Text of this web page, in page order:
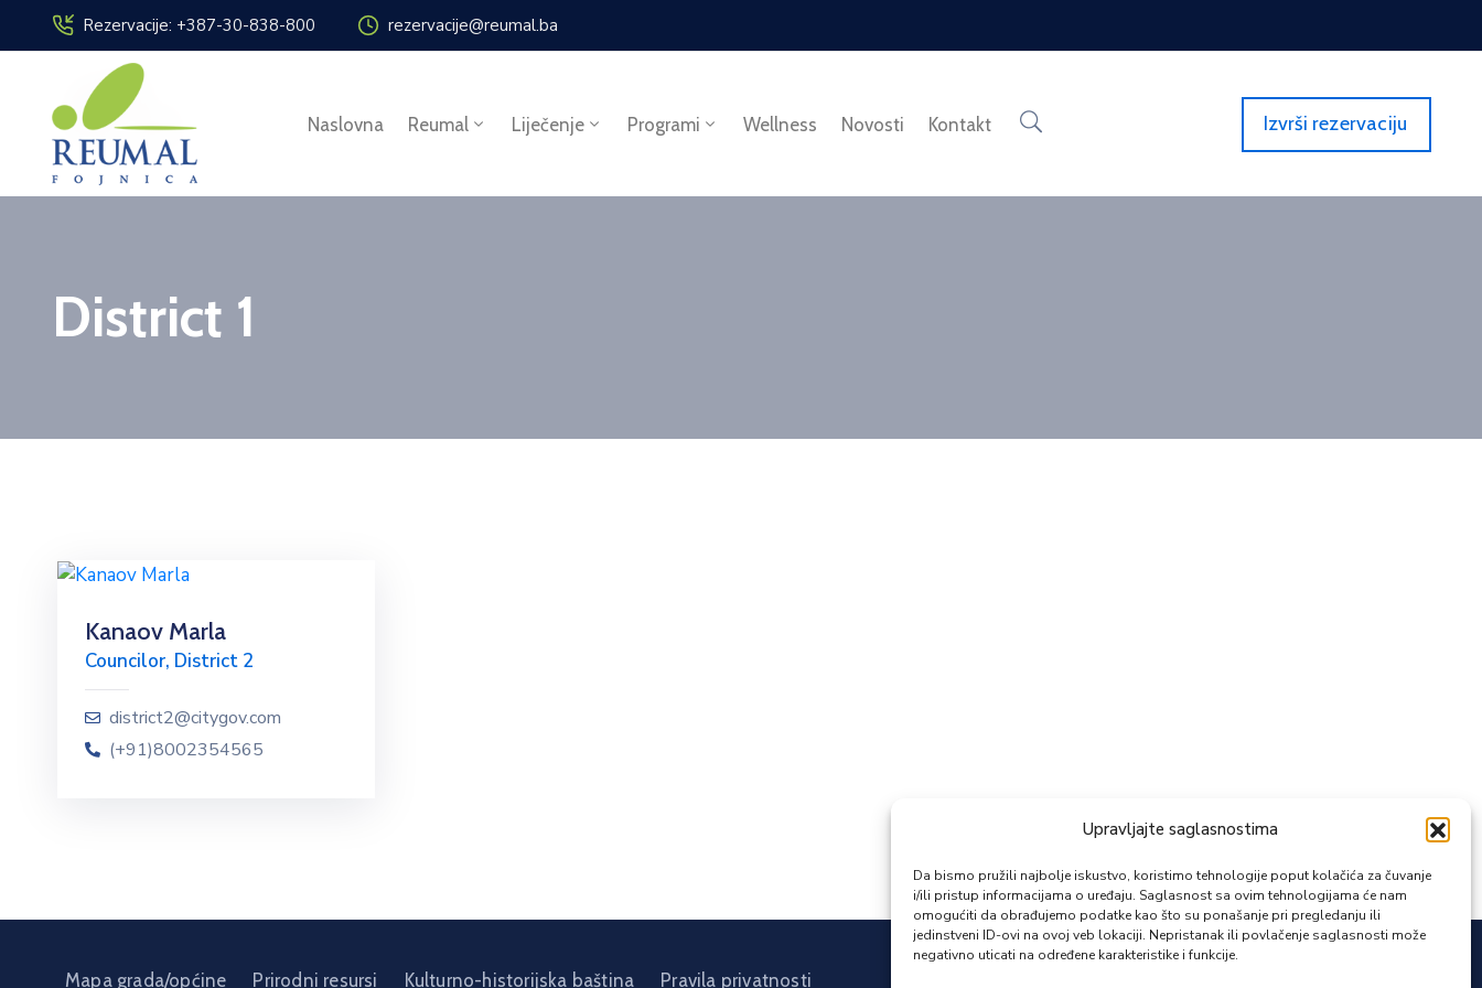
Upravljajte saglasnostima
Da bismo pružili najbolje iskustvo, koristimo tehnologije poput kolačića za čuvanje
i/ili pristup informacijama o uređaju. Saglasnost sa ovim tehnologijama će nam
omogućiti da obrađujemo podatke kao što su ponašanje pri pregledanju ili
jedinstveni ID-ovi na ovoj veb lokaciji. Nepristanak ili povlačenje saglasnosti može
negativno uticati na određene karakteristike i funkcije.
Rezervacije: +387-30-838-800 rezervacije@reumal.ba
Naslovna Reumal Liječenje Programi Wellness Novosti Kontakt Izvrši rezervaciju
District 1
Kanaov Marla
Councilor, District 2
district2@citygov.com
(+91)8002354565
Mapa grada/općine Prirodni resursi Kulturno-historijska baština Pravila privatnosti